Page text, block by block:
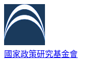
國家政策研究基金會